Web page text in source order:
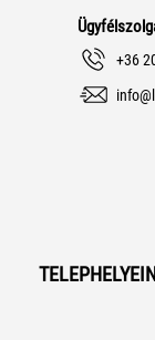
+36